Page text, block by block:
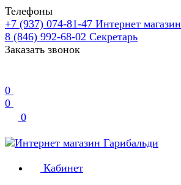
Телефоны
+7 (937) 074-81-47 Интернет магазин
8 (846) 992-68-02 Секретарь
Заказать звонок
0
0
0
Кабинет